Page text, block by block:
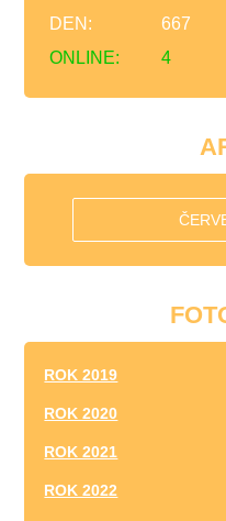
ONLINE: 4
DEN:
667
ROK 2019
ROK 2020
ROK 2021
ROK 2022